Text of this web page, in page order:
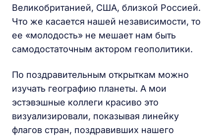
Великобританией, США, близкой Россией.
Что же касается нашей независимости, то
ее «молодость» не мешает нам быть
самодостаточным актором геополитики.
По поздравительным открыткам можно
изучать географию планеты. А мои
эстэвэшные коллеги красиво это
визуализировали, показывая линейку
флагов стран, поздравивших нашего